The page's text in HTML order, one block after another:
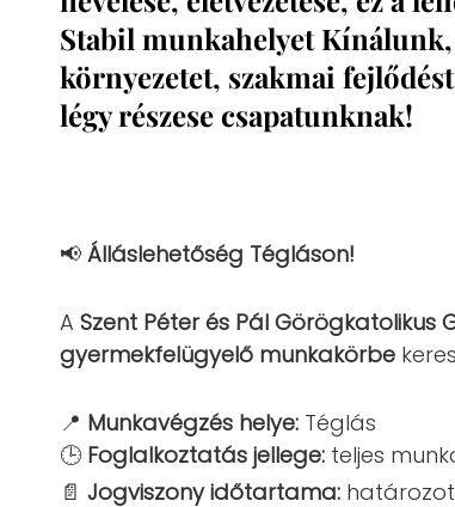
Stabil munkahelyet
környezetet, szakmai
légy részese csapatunknak!
📢 Álláslehetőség Tégláson!
A Szent Péter és Pál Görögkatolikus
gyermekfelügyelő munkakörbe keres
📍 Munkavégzés helye: Téglás
🕒 Foglalkoztatás jellege: teljes
📄 Jogviszony időtartama: